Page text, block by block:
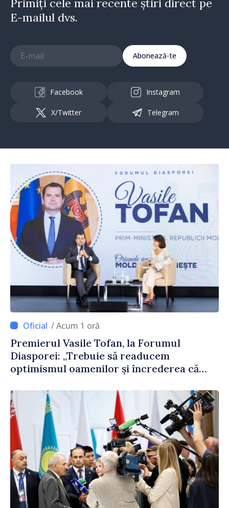
Primiți cele mai recente știri direct pe
E-mailul dvs.
Abonează-te
Facebook Instagram
X/Twitter Telegram
/ Acum 1 oră
Premierul Vasile Tofan, la Forumul
Diasporei: „Trebuie să readucem
optimismul oamenilor și încrederea că
corectă”